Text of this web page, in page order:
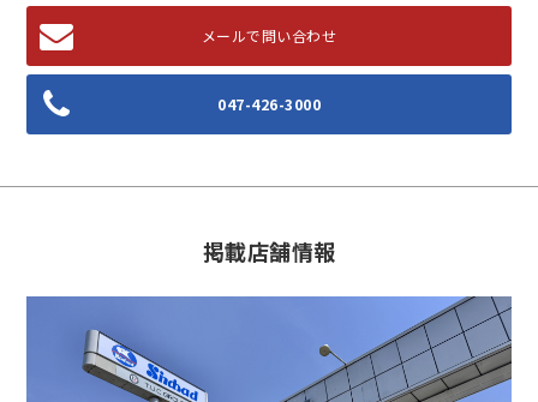
メールで問い合わせ
047-426-3000
掲載店舗情報